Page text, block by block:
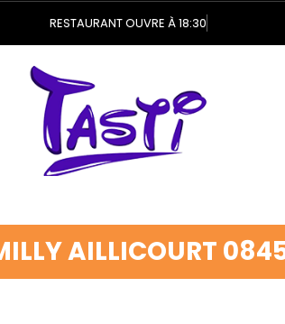
RESTAURANT OUVRE À 18:30
AILLICOURT